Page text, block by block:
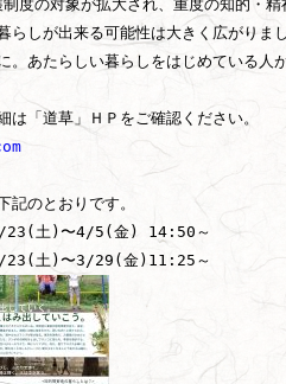
度の対象が拡大され、重度の知的・精
らしが出来る可能性は大きく広がりま
。あたらしい暮らしをはじめている人
記のとおりです。
23(土)〜4/5(金) 14:50～